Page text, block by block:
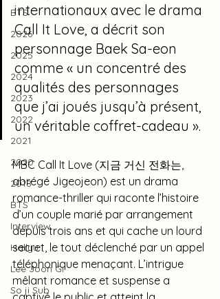
BTS
2026
2025
2024
2023
2022
2021
2020
2018
BTS
Interview
Hallyu
Lee Joon Gi
So ji Sub
internationaux avec le drama
Call It Love, a décrit son
personnage Baek Sa-eon
comme « un concentré des
qualités des personnages
que j’ai joués jusqu’à présent,
un véritable coffret-cadeau ».
MBC Call It Love (지금 거신 전화는,
abrégé Jigeojeon) est un drama
romance-thriller qui raconte l’histoire
d’un couple marié par arrangement
depuis trois ans et qui cache un lourd
secret, le tout déclenché par un appel
téléphonique menaçant. L’intrigue
mêlant romance et suspense a